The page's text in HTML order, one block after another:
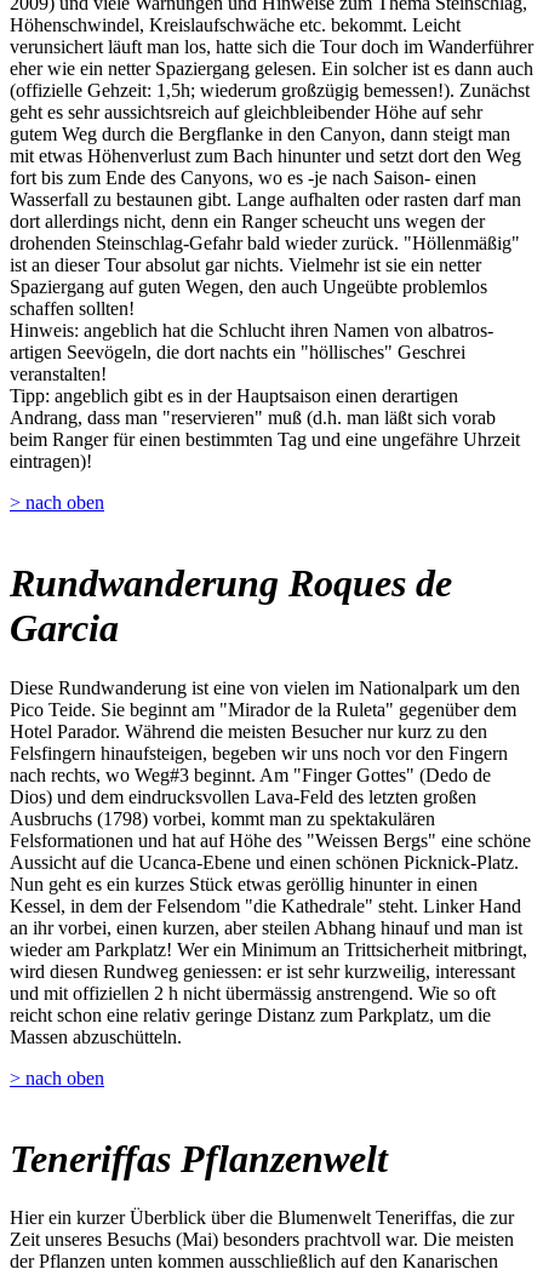
Höhenschwindel, Kreislaufschwäche etc. bekommt. Leicht
verunsichert läuft man los, hatte sich die Tour doch im Wanderführer
eher wie ein netter Spaziergang gelesen. Ein solcher ist es dann auch
(offizielle Gehzeit: 1,5h; wiederum großzügig bemessen!). Zunächst
geht es sehr aussichtsreich auf gleichbleibender Höhe auf sehr
gutem Weg durch die Bergflanke in den Canyon, dann steigt man
mit etwas Höhenverlust zum Bach hinunter und setzt dort den Weg
fort bis zum Ende des Canyons, wo es -je nach Saison- einen
Wasserfall zu bestaunen gibt. Lange aufhalten oder rasten darf man
dort allerdings nicht, denn ein Ranger scheucht uns wegen der
drohenden Steinschlag-Gefahr bald wieder zurück. "Höllenmäßig"
ist an dieser Tour absolut gar nichts. Vielmehr ist sie ein netter
Spaziergang auf guten Wegen, den auch Ungeübte problemlos
schaffen sollten!
Hinweis: angeblich hat die Schlucht ihren Namen von albatros-
artigen Seevögeln, die dort nachts ein "höllisches" Geschrei
veranstalten!
Tipp: angeblich gibt es in der Hauptsaison einen derartigen
Andrang, dass man "reservieren" muß (d.h. man läßt sich vorab
beim Ranger für einen bestimmten Tag und eine ungefähre Uhrzeit
eintragen)!
> nach oben
Rundwanderung Roques de
Garcia
Diese Rundwanderung ist eine von vielen im Nationalpark um den
Pico Teide. Sie beginnt am "Mirador de la Ruleta" gegenüber dem
Hotel Parador. Während die meisten Besucher nur kurz zu den
Felsfingern hinaufsteigen, begeben wir uns noch vor den Fingern
nach rechts, wo Weg#3 beginnt. Am "Finger Gottes" (Dedo de
Dios) und dem eindrucksvollen Lava-Feld des letzten großen
Ausbruchs (1798) vorbei, kommt man zu spektakulären
Felsformationen und hat auf Höhe des "Weissen Bergs" eine schöne
Aussicht auf die Ucanca-Ebene und einen schönen Picknick-Platz.
Nun geht es ein kurzes Stück etwas geröllig hinunter in einen
Kessel, in dem der Felsendom "die Kathedrale" steht. Linker Hand
an ihr vorbei, einen kurzen, aber steilen Abhang hinauf und man ist
wieder am Parkplatz! Wer ein Minimum an Trittsicherheit mitbringt,
wird diesen Rundweg geniessen: er ist sehr kurzweilig, interessant
und mit offiziellen 2 h nicht übermässig anstrengend. Wie so oft
reicht schon eine relativ geringe Distanz zum Parkplatz, um die
Massen abzuschütteln.
> nach oben
Teneriffas Pflanzenwelt
Hier ein kurzer Überblick über die Blumenwelt Teneriffas, die zur
Zeit unseres Besuchs (Mai) besonders prachtvoll war. Die meisten
der Pflanzen unten kommen ausschließlich auf den Kanarischen